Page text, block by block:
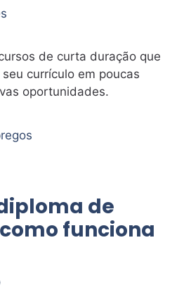
de curta duração que
currículo em poucas
oportunidades.
de
funciona